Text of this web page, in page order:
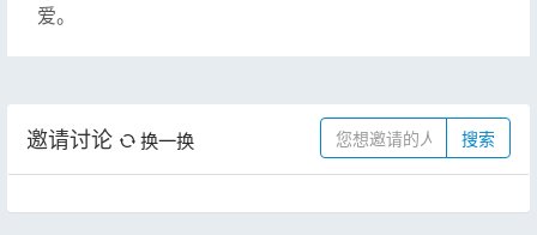
爱。
邀请讨论 换一换 搜索